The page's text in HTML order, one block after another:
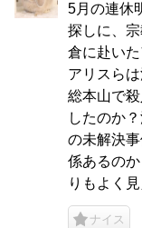
5月の連休
探しに、
倉に赴い
アリスら
総本山で
したのか
の未解決
係あるの
りもよく
ナイス